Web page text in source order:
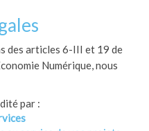
des articles 6-III et 19 de
Numérique, nous
par :